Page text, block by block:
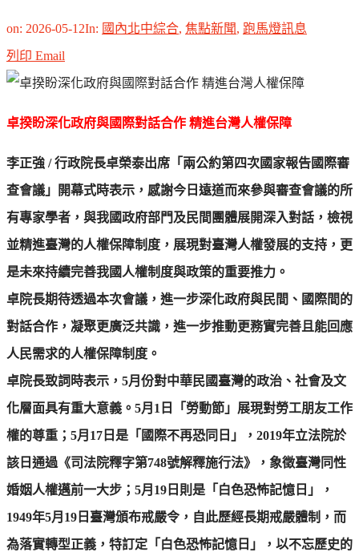
on: 2026-05-12In: 國內北中綜合, 焦點新聞, 跑馬燈訊息
列印 Email
卓揆盼深化政府與國際對話合作 精進台灣人權保障
李正強 / 行政院長卓榮泰出席「兩公約第四次國家報告國際審
查會議」開幕式時表示，感謝今日遠道而來參與審查會議的所
有專家學者，與我國政府部門及民間團體展開深入對話，檢視
並精進臺灣的人權保障制度，展現對臺灣人權發展的支持，更
是未來持續完善我國人權制度與政策的重要推力。
卓院長期待透過本次會議，進一步深化政府與民間、國際間的
對話合作，凝聚更廣泛共識，進一步推動更務實完善且能回應
人民需求的人權保障制度。
卓院長致詞時表示，5月份對中華民國臺灣的政治、社會及文
化層面具有重大意義。5月1日「勞動節」展現對勞工朋友工作
權的尊重；5月17日是「國際不再恐同日」，2019年立法院於
該日通過《司法院釋字第748號解釋施行法》，象徵臺灣同性
婚姻人權邁前一大步；5月19日則是「白色恐怖記憶日」，
1949年5月19日臺灣頒布戒嚴令，自此歷經長期戒嚴體制，而
為落實轉型正義，特訂定「白色恐怖記憶日」，以不忘歷史的